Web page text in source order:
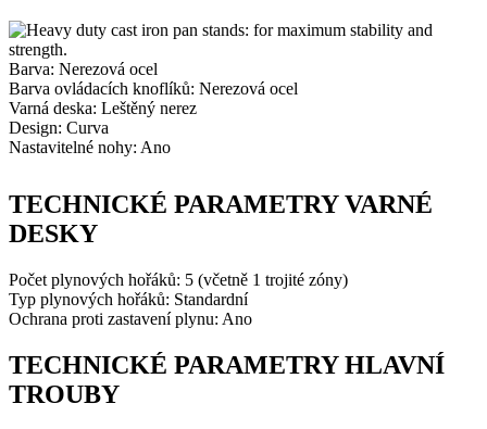
Barva: Nerezová ocel
Barva ovládacích knoflíků: Nerezová ocel
Varná deska: Leštěný nerez
Design: Curva
Nastavitelné nohy: Ano
TECHNICKÉ PARAMETRY VARNÉ
DESKY
Počet plynových hořáků: 5 (včetně 1 trojité zóny)
Typ plynových hořáků: Standardní
Ochrana proti zastavení plynu: Ano
TECHNICKÉ PARAMETRY HLAVNÍ
TROUBY